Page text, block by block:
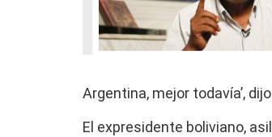
Argentina, mejor todavía’,
El expresidente boliviano,